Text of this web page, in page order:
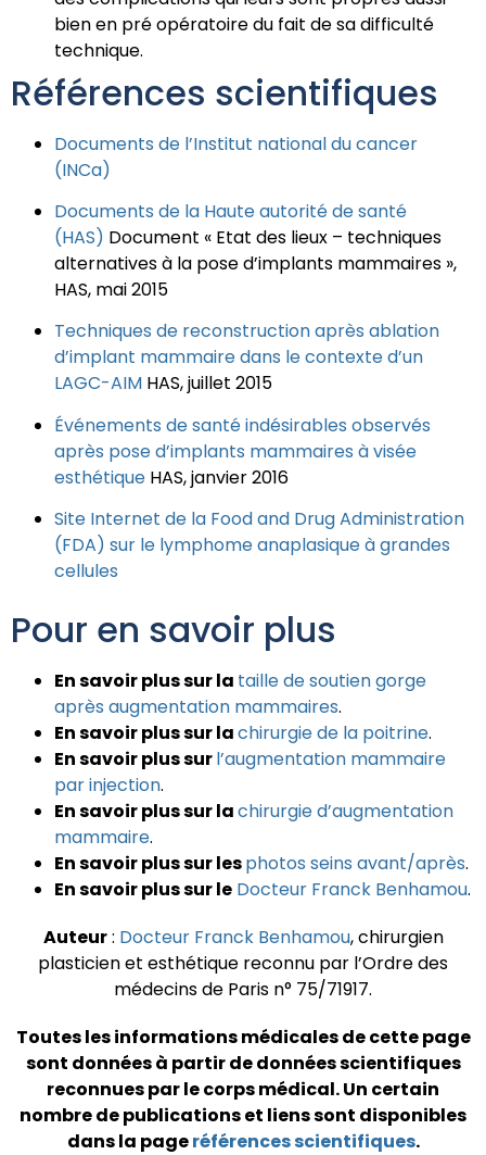
bien en pré opératoire du fait de sa difficulté
technique.
Références scientifiques
Documents de l’Institut national du cancer
(INCa)
Documents de la Haute autorité de santé
(HAS) Document « Etat des lieux – techniques
alternatives à la pose d’implants mammaires »,
HAS, mai 2015
Techniques de reconstruction après ablation
d’implant mammaire dans le contexte d’un
LAGC-AIM HAS, juillet 2015
Événements de santé indésirables observés
après pose d’implants mammaires à visée
esthétique HAS, janvier 2016
Site Internet de la Food and Drug Administration
(FDA) sur le lymphome anaplasique à grandes
cellules
Pour en savoir plus
En savoir plus sur la taille de soutien gorge
après augmentation mammaires.
En savoir plus sur lachirurgie de la poitrine.
En savoir plus surl’augmentation mammaire
par injection.
En savoir plus sur lachirurgie d’augmentation
mammaire.
En savoir plus sur lesphotos seins avant/après.
En savoir plus sur le Docteur Franck Benhamou.
Auteur: Docteur Franck Benhamou, chirurgien
plasticien et esthétique reconnu par l’Ordre des
médecins de Paris n° 75/71917.
Toutes les informations médicales de cette page
sont données à partir de données scientifiques
reconnues par le corps médical.Un certain
nombre de publications et liens sont disponibles
dans la pageréférences scientifiques.